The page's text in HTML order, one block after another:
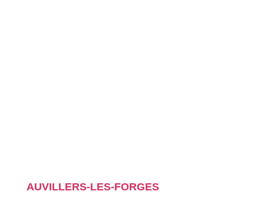
AUVILLERS-LES-FORGES